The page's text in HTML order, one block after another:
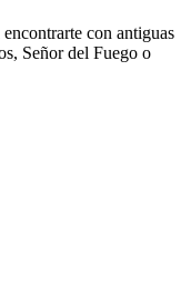
con antiguas
Señor del Fuego o